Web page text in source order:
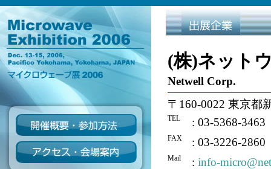
(株)ネット
Netwell Corp.
〒160-0022 東京都
TEL : 03-5368-3463
FAX : 03-3226-2860
Mail : info-